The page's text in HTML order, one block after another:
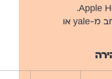
אין Apple HomeKit.
אקוסיסטם פחות נרחב מ-yale או